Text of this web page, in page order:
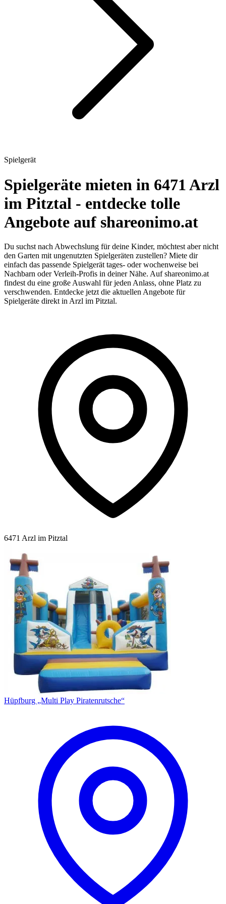
Spielgerät
Spielgeräte mieten in 6471 Arzl
im Pitztal - entdecke tolle
Angebote auf shareonimo.at
Du suchst nach Abwechslung für deine Kinder, möchtest aber nicht
den Garten mit ungenutzten Spielgeräten zustellen? Miete dir
einfach das passende Spielgerät tages- oder wochenweise bei
Nachbarn oder Verleih-Profis in deiner Nähe. Auf shareonimo.at
findest du eine große Auswahl für jeden Anlass, ohne Platz zu
verschwenden. Entdecke jetzt die aktuellen Angebote für
Spielgeräte direkt in Arzl im Pitztal.
6471 Arzl im Pitztal
Hüpfburg „Multi Play Piratenrutsche“